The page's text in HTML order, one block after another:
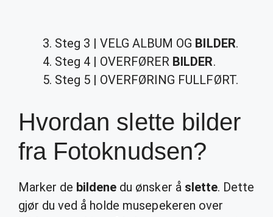
Steg 3 | VELG ALBUM OG BILDER.
Steg 4 | OVERFØRER BILDER.
Steg 5 | OVERFØRING FULLFØRT.
Hvordan slette bilder
fra Fotoknudsen?
Marker de bildene du ønsker å slette. Dette
gjør du ved å holde musepekeren over